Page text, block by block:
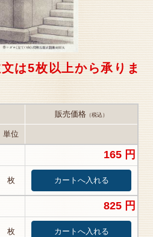
は5枚以上から承りま
販売価格 （税込）
単位
165 円
枚
825 円
枚